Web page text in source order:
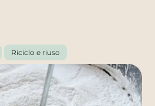
Riciclo e riuso